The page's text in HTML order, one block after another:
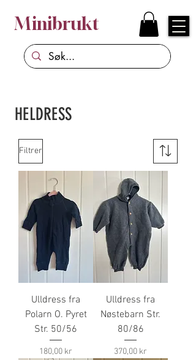
Minibrukt
HELDRESS
Filtrer
Ulldress fra
Polarn O. Pyret
Str. 50/56
Pris
180,00 kr
Ulldress fra
Nøstebarn Str.
80/86
Pris
370,00 kr